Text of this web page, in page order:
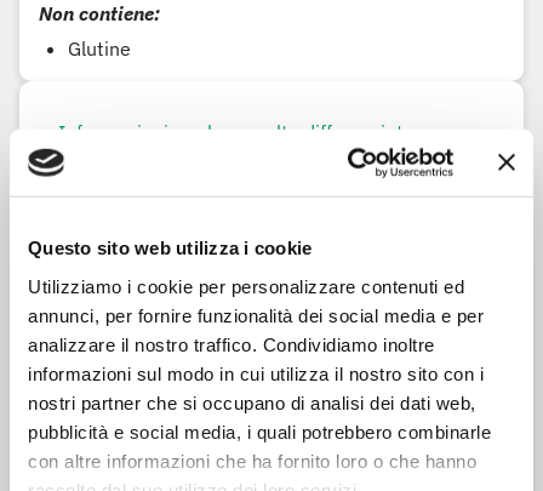
Questo sito web utilizza i cookie
Utilizziamo i cookie per personalizzare contenuti ed
annunci, per fornire funzionalità dei social media e per
analizzare il nostro traffico. Condividiamo inoltre
informazioni sul modo in cui utilizza il nostro sito con i
nostri partner che si occupano di analisi dei dati web,
pubblicità e social media, i quali potrebbero combinarle
con altre informazioni che ha fornito loro o che hanno
Non contiene:
Glutine
Informazioni per la raccolta differenziata
Pellicola:
Plastica - Largamente riciclabile
Vaschetta:Plastica - Largamente riciclabile
Ingredienti
Coppa di suino
Sale
Spezie